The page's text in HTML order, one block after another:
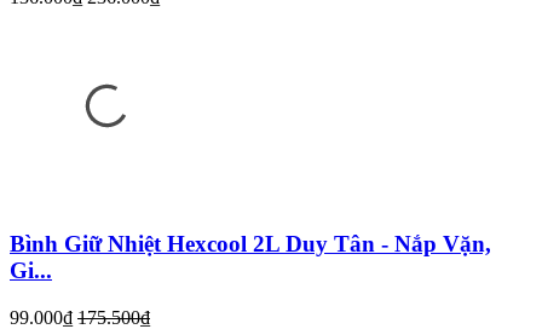
Bình Giữ Nhiệt Hexcool 2L Duy Tân - Nắp Vặn,
Gi...
99.000₫ 175.500₫